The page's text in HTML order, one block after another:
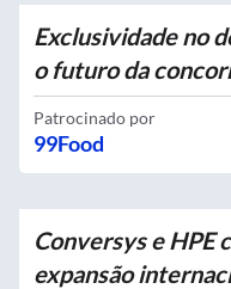
Exclusividade no
o futuro da
Patrocinado por
99Food
Conversys e HPE
expansão